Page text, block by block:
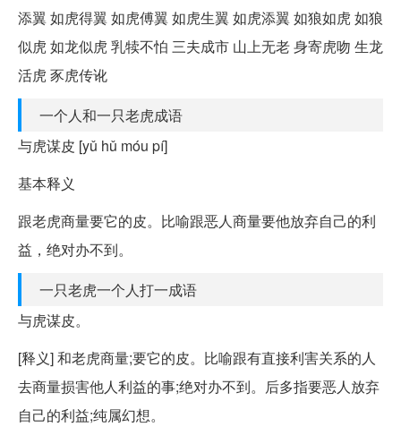
添翼 如虎得翼 如虎傅翼 如虎生翼 如虎添翼 如狼如虎 如狼
似虎 如龙似虎 乳犊不怕 三夫成市 山上无老 身寄虎吻 生龙
活虎 豕虎传讹
一个人和一只老虎成语
与虎谋皮 [yǔ hǔ móu pí]
基本释义
跟老虎商量要它的皮。比喻跟恶人商量要他放弃自己的利
益，绝对办不到。
一只老虎一个人打一成语
与虎谋皮。
[释义] 和老虎商量;要它的皮。比喻跟有直接利害关系的人
去商量损害他人利益的事;绝对办不到。后多指要恶人放弃
自己的利益;纯属幻想。